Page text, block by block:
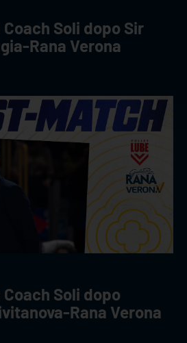
Soli dopo Sir
Rana Verona
Soli dopo
Rana Verona